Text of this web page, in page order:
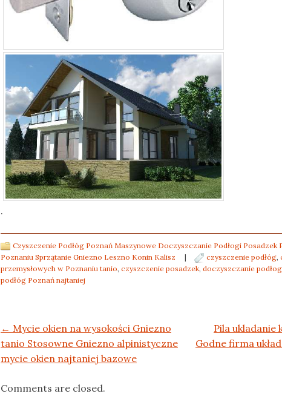
.
Czyszczenie Podłóg Poznań Maszynowe Doczyszczanie Podłogi Posadzek
Poznaniu Sprzątanie Gniezno Leszno Konin Kalisz
| czyszczenie podłóg
przemysłowych w Poznaniu tanio czyszczenie posadzek doczyszczanie
podłóg Poznań najtaniej
Post navigation
← Mycie okien na wysokości Gniezno
tanio Stosowne Gniezno alpinistyczne
mycie okien najtaniej bazowe
Pila ukladanie
Godne firma
Comments are closed.